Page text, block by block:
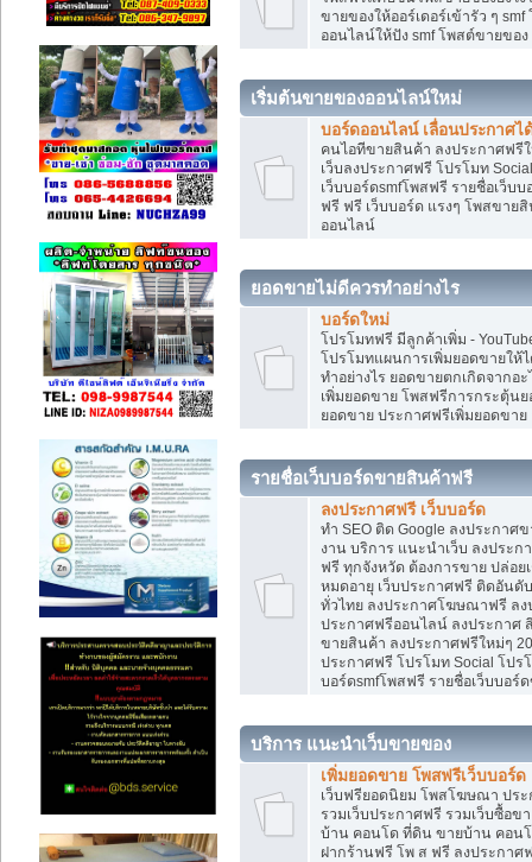
ขายของให้ออร์เดอร์เข้ารัว ๆ
ออนไลน์ให้ปัง smf โพสต์ขายขอ
เริ่มต้นขายของออนไลน์ใหม่
บอร์ดออนไลน์ เลื่อนประกาศไ
คนไอทีขายสินค้า ลงประกาศฟรี
เว็บลงประกาศฟรี โปรโมท
เว็บบอร์ดsmfโพสฟรี รายชื่อเว็บ
ฟรี ฟรี เว็บบอร์ด แรงๆ โพสขาย
ออนไลน์
ยอดขายไม่ดีควรทำอย่างไร
บอร์ดใหม่
โปรโมทฟรี มีลูกค้าเพิ่ม -
โปรโมทแผนการเพิ่มยอดขายให้
ทำอย่างไร ยอดขายตกเกิดจากอ
เพิ่มยอดขาย โพสฟรีการกระตุ้น
ยอดขาย ประกาศฟรีเพิ่มยอดขาย
รายชื่อเว็บบอร์ดขายสินค้าฟรี
ลงประกาศฟรี เว็บบอร์ด
ทำ SEO ติด Google ลงประกา
งาน บริการ แนะนำเว็บ ลงประก
ฟรี ทุกจังหวัด ต้องการขาย ปล่อ
หมดอายุ เว็บประกาศฟรี ติดอันดั
ทั่วไทย ลงประกาศโฆษณาฟรี ลง
ประกาศฟรีออนไลน์ ลงประกาศ
ขายสินค้า ลงประกาศฟรีใหม่ๆ
ประกาศฟรี โปรโมท Social โปร
บอร์ดsmfโพสฟรี รายชื่อเว็บบอ
บริการ แนะนำเว็บขายของ
เพิ่มยอดขาย โพสฟรีเว็บบอร์ด
เว็บฟรียอดนิยม โพสโฆษณา ปร
รวมเว็บประกาศฟรี รวมเว็บซื้อข
บ้าน คอนโด ที่ดิน ขายบ้าน คอน
ฝากร้านฟรี โพ ส ฟรี ลงประกาศ